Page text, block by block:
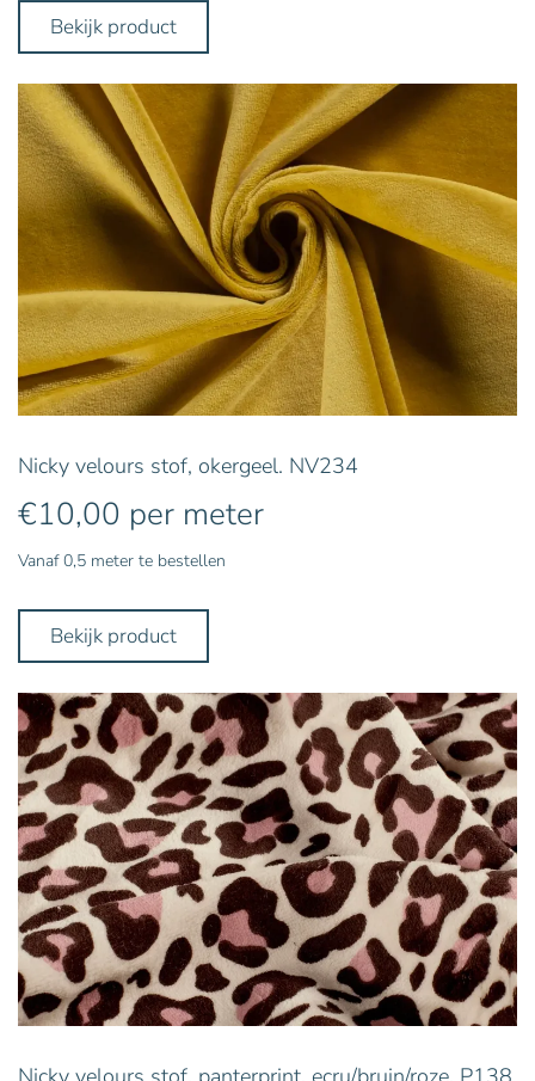
Bekijk product
Nicky velours stof, okergeel. NV234
€10,00 per meter
Vanaf 0,5 meter te bestellen
Bekijk product